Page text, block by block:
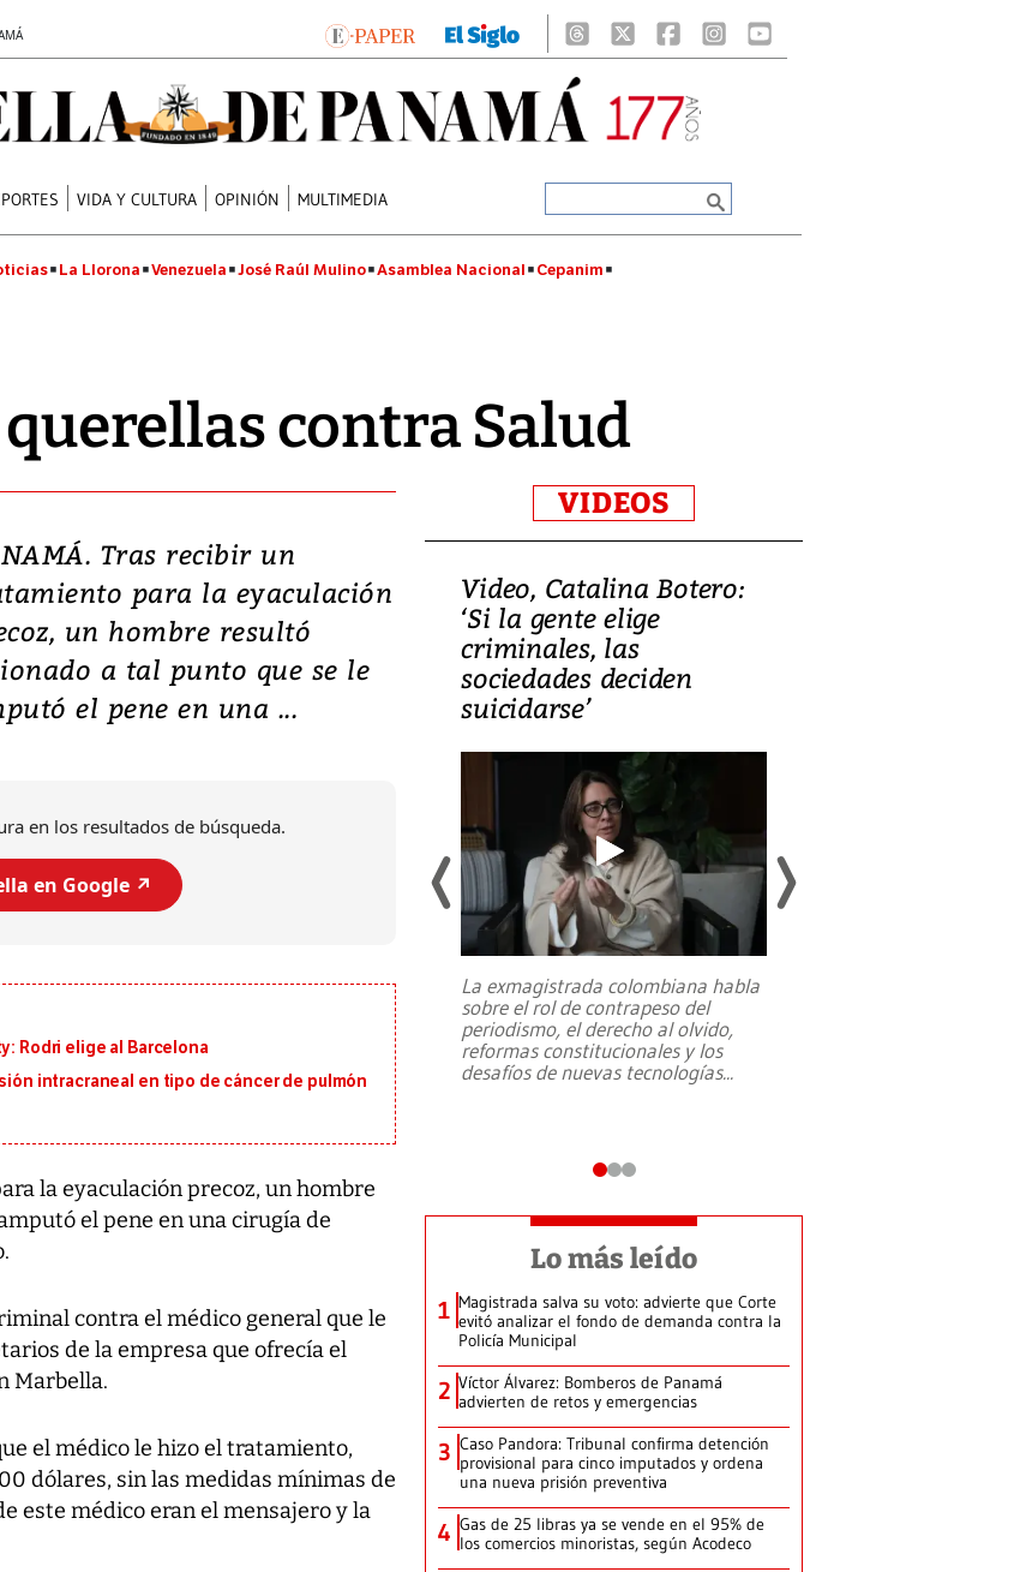
VIDA Y CULTURA OPINIÓN MULTIMEDIA
La Llorona Venezuela José Raúl Mulino Asamblea Nacional Cepanim
contra Salud
Tras recibir un
para la eyaculación
un hombre resultó
a tal punto que se le
el pene en una ...
en los resultados de búsqueda.
en Google ↗️
Rodri elige al Barcelona
intracraneal en tipo de cáncer de pulmón
la eyaculación precoz, un hombre
el pene en una cirugía de
contra el médico general que le
de la empresa que ofrecía el
Marbella.
el médico le hizo el tratamiento,
dólares, sin las medidas mínimas de
este médico eran el mensajero y la
VIDEOS
Video, Japón: Terremoto
deja heridos y graves
daños en Kumamoto
al sur de Japón, provocando una
Video, Catalina Botero:
‘Si la gente elige
criminales, las
sociedades deciden
suicidarse’
La exmagistrada colombiana habla
sobre el rol de contrapeso del
periodismo, el derecho al olvido,
reformas constitucionales y los
desafíos de nuevas tecnologías...
Lo más leído
1 Magistrada salva su voto: advierte que Corte
evitó analizar el fondo de demanda contra la
Policía Municipal
2 Víctor Álvarez: Bomberos de Panamá
advierten de retos y emergencias
3 Caso Pandora: Tribunal confirma detención
provisional para cinco imputados y ordena
una nueva prisión preventiva
4 Gas de 25 libras ya se vende en el 95% de
los comercios minoristas, según Acodeco